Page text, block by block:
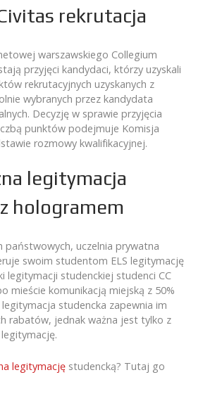
rekrutacja
warszawskiego Collegium
przyjęci kandydaci, którzy uzyskali
rekrutacyjnych uzyskanych z
wybranych przez kandydata
Decyzję w sprawie przyjęcia
punktów podejmuje Komisja
rozmowy kwalifikacyjnej.
legitymacja
hologramem
państwowych, uczelnia prywatna
swoim studentom ELS legitymację
legitymacji studenckiej studenci CC
mieście komunikacją miejską z 50%
legitymacja studencka zapewnia im
rabatów, jednak ważna jest tylko z
legitymację studencką? Tutaj go